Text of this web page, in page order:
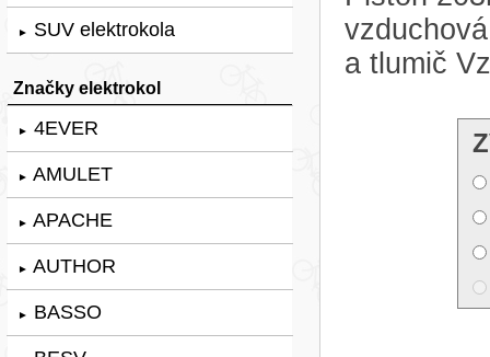
► SUV elektrokola
Značky elektrokol
► 4EVER
► AMULET
► APACHE
► AUTHOR
► BASSO
a tlumič